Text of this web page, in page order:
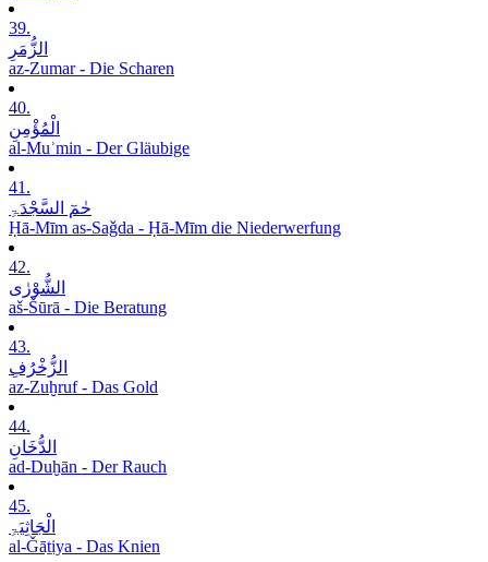
39.
الزُّمَرِ
az-Zumar - Die Scharen
40.
الْمُؤْمِنِ
al-Muʾmin - Der Gläubige
41.
حٰمٓ السَّجْدَۃِ
Ḥā-Mīm as-Saǧda - Ḥā-Mīm die Niederwerfung
42.
الشُّوْرٰی
aš-Šūrā - Die Beratung
43.
الزُّخْرُفِ
az-Zuḫruf - Das Gold
44.
الدُّخَانِ
ad-Duḫān - Der Rauch
45.
الْجَاثِیَۃِ
al-Ǧāṯiya - Das Knien